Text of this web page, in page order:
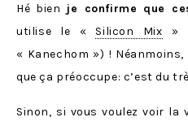
Hé bien je confirme que
utilise le « Silicon Mix »
« Kanechom ») !
que ça préoccupe: c’est du
Sinon, si vous voulez voir la